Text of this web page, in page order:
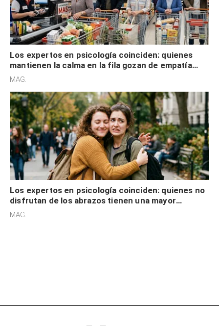
Los expertos en psicología coinciden: quienes
mantienen la calma en la fila gozan de empatía
cognitiva, gratitud y no solo tienen autocontrol
MAG.
Los expertos en psicología coinciden: quienes no
disfrutan de los abrazos tienen una mayor
sensibilidad a los estímulos físicos y no es por
MAG.